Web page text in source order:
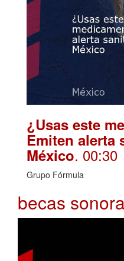
¿Usas este
Emiten alerta
México. 00:30
Grupo Fórmula
becas sonora